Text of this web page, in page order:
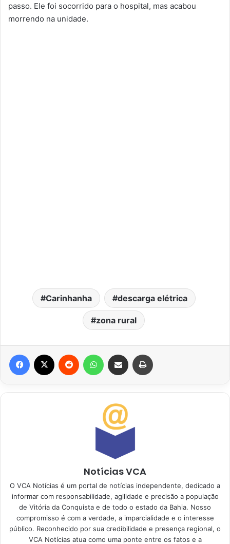
passo. Ele foi socorrido para o hospital, mas acabou
morrendo na unidade.
Carinhanha descarga elétrica
zona rural
Facebook Reddit WhatsAppCompartilhar via e-mail
Notícias VCA
O VCA Notícias é um portal de notícias independente, dedicado a
informar com responsabilidade, agilidade e precisão a população
de Vitória da Conquista e de todo o estado da Bahia. Nosso
compromisso é com a verdade, a imparcialidade e o interesse
público. Reconhecido por sua credibilidade e presença regional, o
VCA Notícias atua como uma ponte entre os fatos e a